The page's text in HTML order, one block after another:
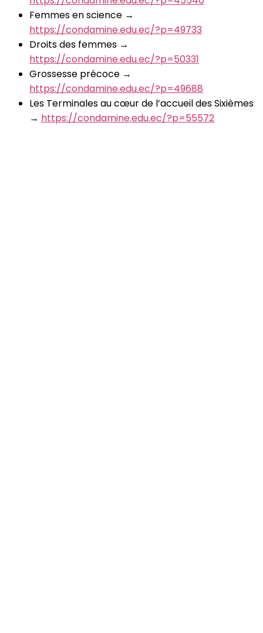
Femmes en science →
https://condamine.edu.ec/?p=49733
Droits des femmes →
https://condamine.edu.ec/?p=50331
Grossesse précoce →
https://condamine.edu.ec/?p=49688
Les Terminales au cœur de l’accueil des Sixièmes
→ https://condamine.edu.ec/?p=55572